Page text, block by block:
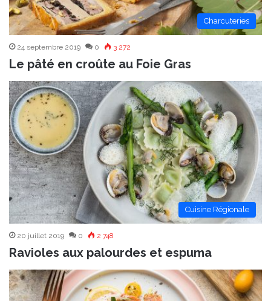
Charcuteries
24 septembre 2019 0 3 272
Le pâté en croûte au Foie Gras
Cuisine Régionale
20 juillet 2019 0 2 748
Ravioles aux palourdes et espuma